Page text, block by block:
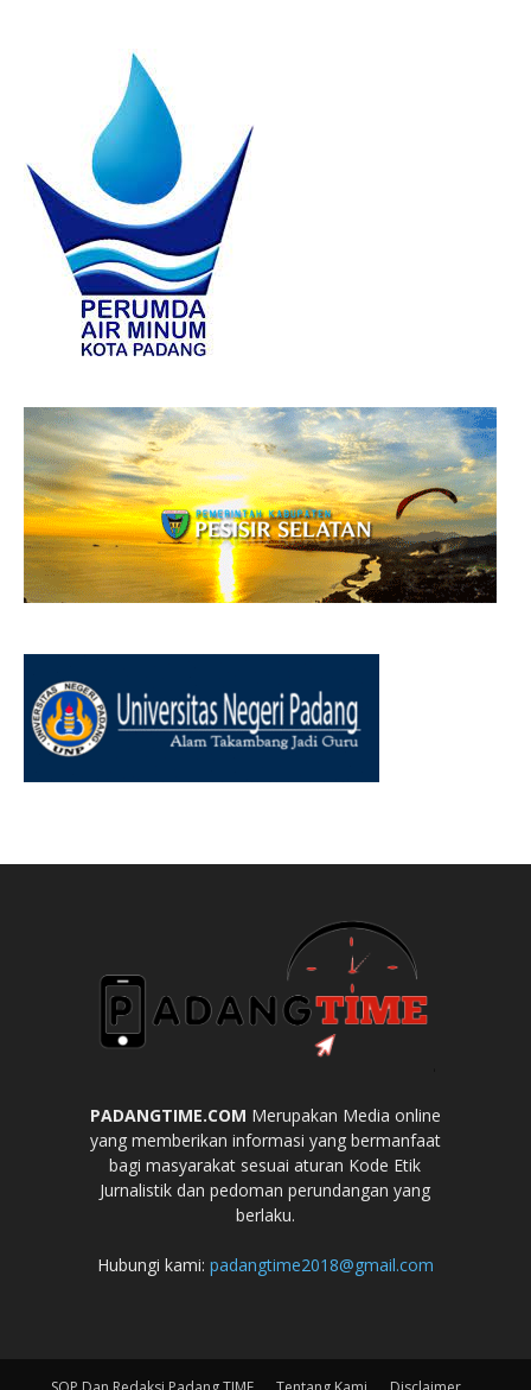
PADANGTIME.COM Merupakan Media online
yang memberikan informasi yang bermanfaat
bagi masyarakat sesuai aturan Kode Etik
Jurnalistik dan pedoman perundangan yang
berlaku.
Hubungi kami: padangtime2018@gmail.com